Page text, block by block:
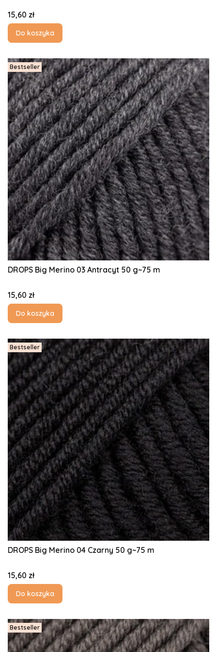
Cena
15,60 zł
Do koszyka
Bestseller
DROPS Big Merino 03 Antracyt 50 g~75 m
Cena
15,60 zł
Do koszyka
Bestseller
DROPS Big Merino 04 Czarny 50 g~75 m
Cena
15,60 zł
Do koszyka
Bestseller